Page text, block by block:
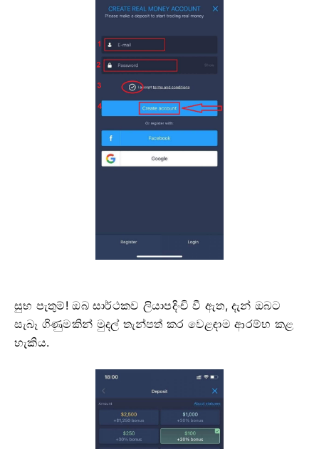
සුභ පැතුම්! ඔබ සාර්ථකව ලියාපදිංචි වී ඇත, දැන් ඔබට
සැබෑ ගිණුමකින් මුදල් තැන්පත් කර වෙළඳාම ආරම්භ කළ
හැකිය.